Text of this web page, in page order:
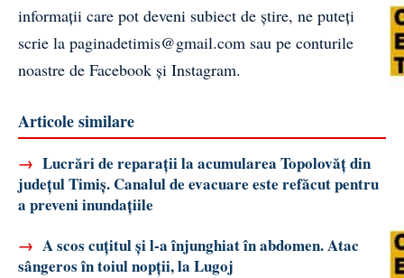
informații care pot deveni subiect de știre, ne puteți
scrie la paginadetimis@gmail.com sau pe conturile
noastre de Facebook și Instagram.
Articole similare
→ Lucrări de reparații la acumularea Topolovăț din
județul Timiș. Canalul de evacuare este refăcut pentru
a preveni inundațiile
→ A scos cuțitul și l-a înjunghiat în abdomen. Atac
sângeros în toiul nopții, la Lugoj